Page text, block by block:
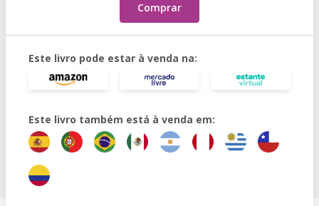
Comprar
Este livro pode estar à venda na:
Este livro também está à venda em: